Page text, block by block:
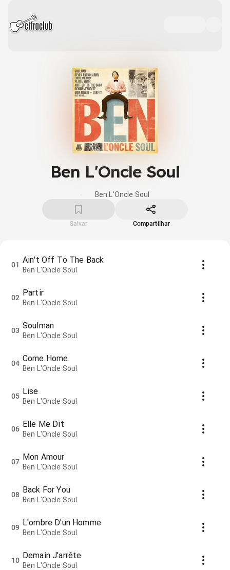
Ben L'Oncle Soul
Ben L'Oncle Soul
Salvar Compartilhar
01 Ain't Off To The Back
Ben L'Oncle Soul
02 Partir
Ben L'Oncle Soul
03 Soulman
Ben L'Oncle Soul
04 Come Home
Ben L'Oncle Soul
05 Lise
Ben L'Oncle Soul
06 Elle Me Dit
Ben L'Oncle Soul
07 Mon Amour
Ben L'Oncle Soul
08 Back For You
Ben L'Oncle Soul
09 L'ombre D'un Homme
Ben L'Oncle Soul
10 Demain J'arrête
Ben L'Oncle Soul